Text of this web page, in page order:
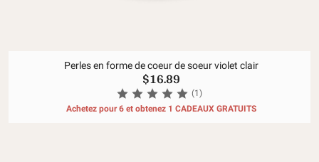
Perles en forme de coeur de soeur violet clair
$16.89
(1)
Achetez pour 6 et obtenez 1 CADEAUX GRATUITS